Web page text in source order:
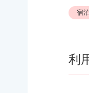
宿泊
利